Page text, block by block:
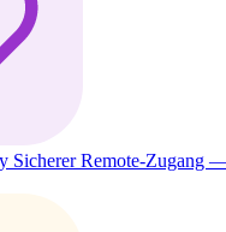
Sicherer Remote-Zugang